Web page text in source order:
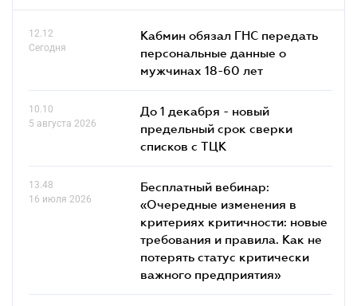
12.12
Сегодня
Кабмин обязал ГНС передать
персональные данные о
мужчинах 18-60 лет
10.10
5 августа 2026
До 1 декабря - новый
предельный срок сверки
списков c ТЦК
13.48
16 июля 2026
Бесплатный вебинар:
«Очередные изменения в
критериях критичности: новые
требования и правила. Как не
потерять статус критически
важного предприятия»